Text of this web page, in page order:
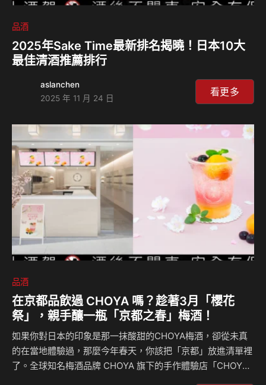
品酒
2025年Sake Time最新排名揭曉！日本10大
最佳清酒推薦排行
aslanchen
2025 年 11 月 24 日
看更多
品酒
在京都品飲過 CHOYA 嗎？趁著3月「櫻花
祭」，親手釀一瓶「京都之春」梅酒！
如果你對日本的印象是那一抹酸甜的CHOYA梅酒，卻從未真
的在當地體驗過，那麼今年春天，你該把「京都」放進清單裡
了。全球知名梅酒品牌 CHOYA 旗下的手作體驗店「CHOYA